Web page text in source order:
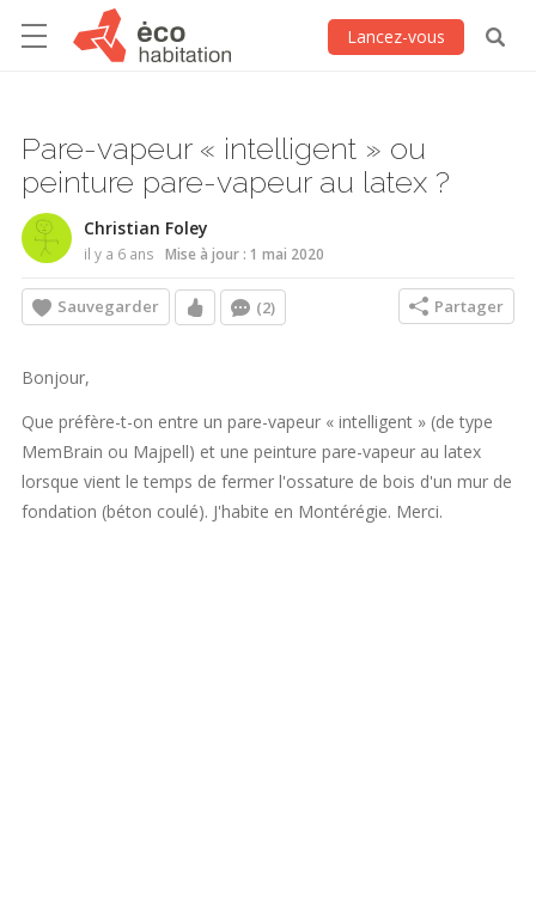
Lancez-vous
Pare-vapeur « intelligent » ou
peinture pare-vapeur au latex ?
Christian Foley
il y a 6 ans Mise à jour : 1 mai 2020
Sauvegarder (2) Partager
Bonjour,
Que préfère-t-on entre un pare-vapeur « intelligent » (de type
MemBrain ou Majpell) et une peinture pare-vapeur au latex
lorsque vient le temps de fermer l'ossature de bois d'un mur de
fondation (béton coulé). J'habite en Montérégie. Merci.